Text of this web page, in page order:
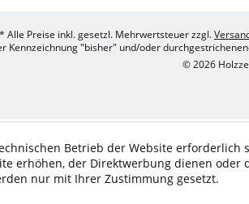
* Alle Preise inkl. gesetzl. Mehrwertsteuer zzgl.
Kennzeichnung "bisher" und/oder
© 2026
Betrieb der Website erforderlich
erhöhen, der Direktwerbung dienen
nur mit Ihrer Zustimmung gesetzt.